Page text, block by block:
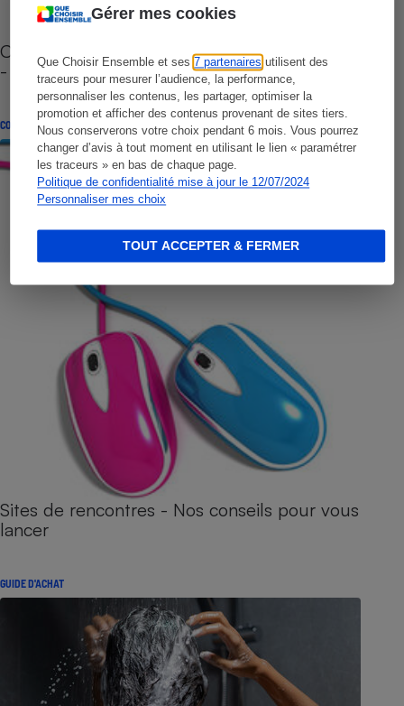
Gérer mes cookies
Que Choisir Ensemble et ses7 partenaires utilisent des
traceurs pour mesurer l’audience, la performance,
personnaliser les contenus, les partager, optimiser la
promotion et afficher des contenus provenant de sites tiers.
Nous conserverons votre choix pendant 6 mois. Vous pourrez
changer d’avis à tout moment en utilisant le lien « paramétrer
les traceurs » en bas de chaque page.
Politique de confidentialité mise à jour le 12/07/2024
Personnaliser mes choix
TOUT ACCEPTER & FERMER
Cafetière à capsules zéro déchet CoffeeB (vidéo)
- Premières impressions
CONSEILS
Sites de rencontres - Nos conseils pour vous
lancer
GUIDE D'ACHAT